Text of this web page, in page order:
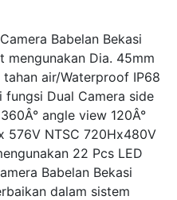
Babelan Bekasi
mengunakan Dia. 45mm
air/Waterproof IP68
Dual Camera side
angle view 120Â°
576V NTSC 720Hx480V
22 Pcs LED
Babelan Bekasi
dalam sistem